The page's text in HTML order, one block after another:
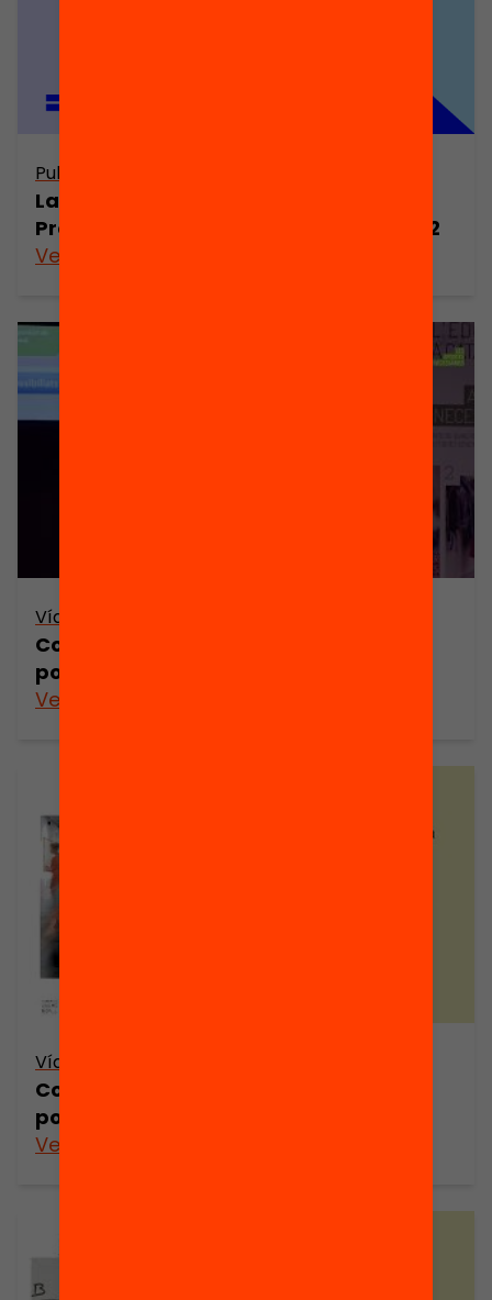
Publicació
La crisi de la demanda de Formació
Professional a l’inici del curs 2021-2022
Veure’n més
Vídeo
Com avançar cap a una secundària
postobligatòria per a tothom?
Veure’n més
Vídeo
Com avançar cap a una secundària
postobligatòria per a tothom?
Veure’n més